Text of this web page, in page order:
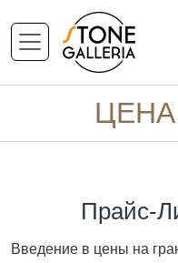
Прайс-
Введение в цены на